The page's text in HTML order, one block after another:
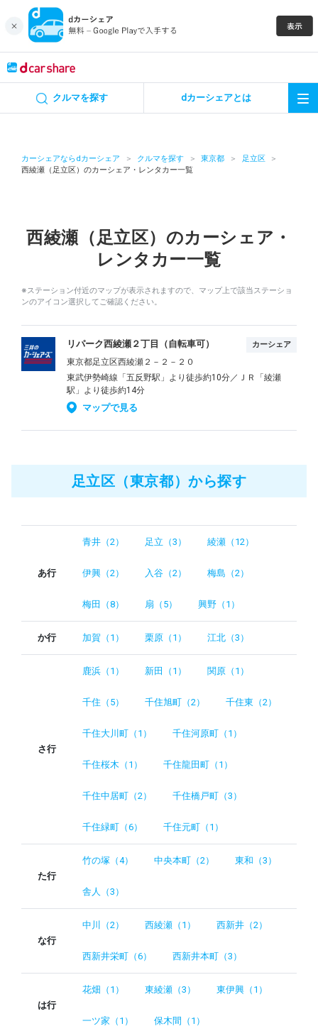
クルマを探す dカーシェアとは
カーシェアならdカーシェア クルマを探す 東京都
足立区
西綾瀬（足立区）のカーシェア・レンタカー一覧
西綾瀬（足立区）のカーシェア・
レンタカー一覧
※ステーション付近のマップが表示されますので、マップ上で該当ステーショ
ンのアイコン選択してご確認ください。
リパーク西綾瀬２丁目（自転車可） カーシェア
東京都足立区西綾瀬２－２－２０
東武伊勢崎線「五反野駅」より徒歩約10分／ＪＲ「綾瀬
駅」より徒歩約14分
マップで見る
足立区（東京都）から探す
あ行
青井（2） 足立（3） 綾瀬（12）
伊興（2） 入谷（2） 梅島（2）
梅田（8） 扇（5） 興野（1）
か行 加賀（1） 栗原（1） 江北（3）
さ行
鹿浜（1） 新田（1） 関原（1）
千住（5） 千住旭町（2） 千住東（2）
千住大川町（1） 千住河原町（1）
千住桜木（1） 千住龍田町（1）
千住中居町（2） 千住橋戸町（3）
千住緑町（6） 千住元町（1）
た行
竹の塚（4） 中央本町（2） 東和（3）
舎人（3）
な行
中川（2） 西綾瀬（1） 西新井（2）
西新井栄町（6） 西新井本町（3）
は行
花畑（1） 東綾瀬（3） 東伊興（1）
一ツ家（1） 保木間（1）
カーシェア
特集
アプリの使い方